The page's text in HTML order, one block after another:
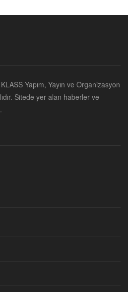
Yapım, Yayın ve Organizasyon
Sitede yer alan haberler ve